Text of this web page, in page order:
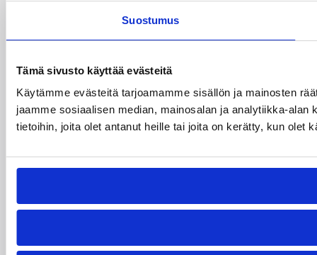
Suostumus
Tämä sivusto käyttää evästeitä
Käytämme evästeitä tarjoamamme sisällön ja mainosten
jaamme sosiaalisen median, mainosalan ja analytiikka-
tietoihin, joita olet antanut heille tai joita on kerätty, kun olet